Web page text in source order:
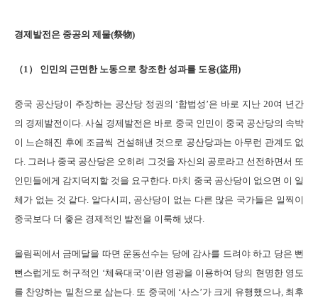
경제발전은 중공의 제물(祭物)
（1） 인민의 근면한 노동으로 창조한 성과를 도용(盜用)
중국 공산당이 주장하는 공산당 정권의 ‘합법성’은 바로 지난 20여 년간
의 경제발전이다. 사실 경제발전은 바로 중국 인민이 중국 공산당의 속박
이 느슨해진 후에 조금씩 건설해낸 것으로 공산당과는 아무런 관계도 없
다. 그러나 중국 공산당은 오히려 그것을 자신의 공로라고 선전하면서 또
인민들에게 감지덕지할 것을 요구한다. 마치 중국 공산당이 없으면 이 일
체가 없는 것 같다. 알다시피, 공산당이 없는 다른 많은 국가들은 일찍이
중국보다 더 좋은 경제적인 발전을 이룩해 냈다.
올림픽에서 금메달을 따면 운동선수는 당에 감사를 드려야 하고 당은 뻔
뻔스럽게도 허구적인 ‘체육대국’이란 영광을 이용하여 당의 현명한 영도
를 찬양하는 밑천으로 삼는다. 또 중국에 ‘사스’가 크게 유행했으나, 최후